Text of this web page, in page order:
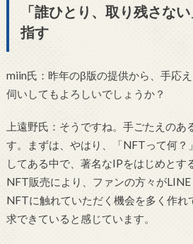
「誰ひとり、取り残さな
指す
miin氏：昨年のβ版の提供から、手応
伺いしてもよろしいでしょうか？
上遠野氏：そうですね。手ごたえのあ
す。まずは、やはり、「NFTって何？
してある中で、著名なIPをはじめとす
NFT販売により、ファンの方々が
NFTに触れていただく機会を多く作
求できていると感じています。